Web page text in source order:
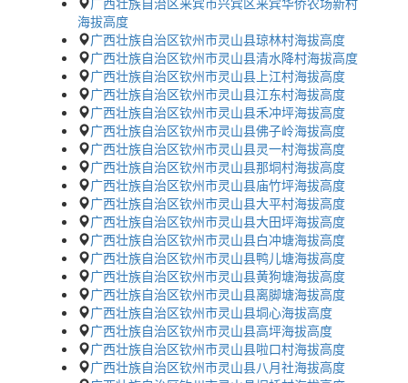
海拔高度
广西壮族自治区钦州市灵山县琼林村海拔高度
广西壮族自治区钦州市灵山县清水降村海拔高度
广西壮族自治区钦州市灵山县上江村海拔高度
广西壮族自治区钦州市灵山县江东村海拔高度
广西壮族自治区钦州市灵山县禾冲坪海拔高度
广西壮族自治区钦州市灵山县佛子岭海拔高度
广西壮族自治区钦州市灵山县灵一村海拔高度
广西壮族自治区钦州市灵山县那垌村海拔高度
广西壮族自治区钦州市灵山县庙竹坪海拔高度
广西壮族自治区钦州市灵山县大平村海拔高度
广西壮族自治区钦州市灵山县大田坪海拔高度
广西壮族自治区钦州市灵山县白冲塘海拔高度
广西壮族自治区钦州市灵山县鸭儿塘海拔高度
广西壮族自治区钦州市灵山县黄狗塘海拔高度
广西壮族自治区钦州市灵山县离脚塘海拔高度
广西壮族自治区钦州市灵山县垌心海拔高度
广西壮族自治区钦州市灵山县高坪海拔高度
广西壮族自治区钦州市灵山县啦口村海拔高度
广西壮族自治区钦州市灵山县八月社海拔高度